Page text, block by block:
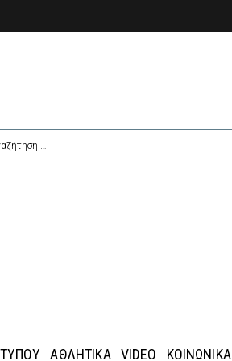
– Κάρπαθος περιμένουν τα εμπορεύματα
ΑΘΛΗΤΙΚΆ VIDEO ΚΟΙΝΩΝΙΚΆ